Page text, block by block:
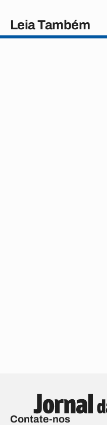
Leia Também
Contate-nos